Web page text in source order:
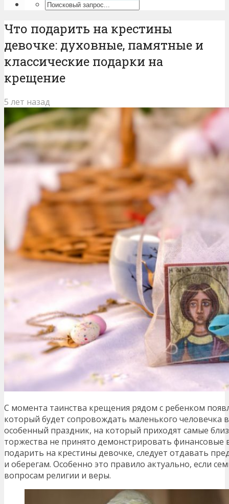
Что подарить на крестины
девочке: духовные, памятные и
классические подарки на
крещение
5 лет назад
С момента таинства крещения рядом с ребенком
который будет сопровождать маленького человечка
особенный праздник, на который приходят самые
торжества не принято демонстрировать финансовые
подарить на крестины девочке, следует отдавать
и оберегам. Особенно это правило актуально, если
вопросам религии и веры.